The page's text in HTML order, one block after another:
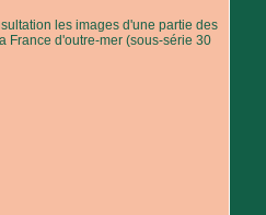
les images d'une partie des
France d'outre-mer (sous-série 30